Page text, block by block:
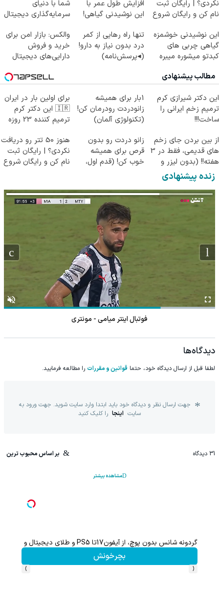
نکردی؟ | رایگان ثبت
نام کن و رایگان شروع
افزایش طول عمر با
این نوشیدنی گیاهی!
شما با دنیای
سرمایه‌گذاری دیجیتال
این نوشیدنی خوشمزه
گیاهی چربی های
کبدتو میشوره میبره
تنها راه رهایی از کمر
درد بدون نیاز به دارو!
(◂پرسش‌نامه)
والکس: بازار امن برای
خرید و فروش
دارایی‌های دیجیتال
مطالب پیشنهادی
این دکتر شیرازی کرم
ترمیم زخم ایرانی را
ساخت!!!
1بار برای همیشه
زانودردت رودرمان کن!
(تکنولوژی آلمان)
برای اولین بار در ایران
🇮🇷 این دکتر کرم
ترمیم کننده 23 روزه
از بین بردن جای زخم
های قدیمی، فقط در 3
هفته!! (بدون لیزر و
جراحی)
زانو دردت رو بدون
قرص برای همیشه
خوب کن! (قدم اول،
هنوز 50 تتر رو دریافت
نکردی؟ | رایگان ثبت
نام کن و رایگان شروع
زنده پیشنهادی
فوتبال اینتر میامی - مونتری
دیدگاه‌ها
لطفا قبل از ارسال دیدگاه خود، حتما قوانین و مقررات را مطالعه فرمایید.
جهت ارسال نظر و دیدگاه خود باید ابتدا وارد سایت شوید. جهت ورود به
سایت اینجا را کلیک کنید
31 دیدگاه بر اساس محبوب ترین
مشاهده بیشتر
گردونه شانس بدون پوچ، از آیفون17تا PS5 و طلای دیجیتال و دلار🔥
بچرخونش
‹
›